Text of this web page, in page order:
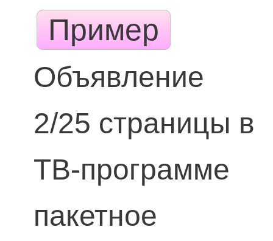
Пример
Объявление
2/25 страницы в
ТВ-программе
пакетное